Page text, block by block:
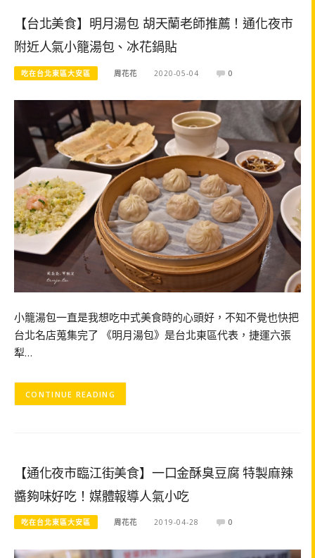
【台北美食】明月湯包 胡天蘭老師推薦！通化夜市
附近人氣小籠湯包、冰花鍋貼
吃在台北東區大安區 周花花 2020-05-04 0
小籠湯包一直是我想吃中式美食時的心頭好，不知不覺也快把
台北名店蒐集完了 《明月湯包》是台北東區代表，捷運六張
犁…
CONTINUE READING
【通化夜市臨江街美食】一口金酥臭豆腐 特製麻辣
醬夠味好吃！媒體報導人氣小吃
吃在台北東區大安區 周花花 2019-04-28 0